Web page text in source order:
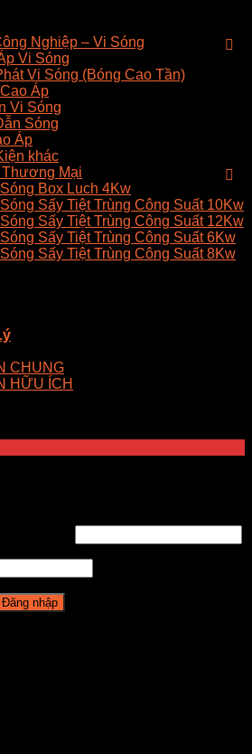
Nghiệp – Vi Sóng
Vi Sóng
Vi Sóng (Bóng Cao Tần)
Áp
Vi Sóng
Sóng
Áp
khác
Thương Mại
Box Luch 4Kw
Sấy Tiệt Trùng Công Suất 10Kw
Sấy Tiệt Trùng Công Suất 12Kw
Sấy Tiệt Trùng Công Suất 6Kw
Sấy Tiệt Trùng Công Suất 8Kw
CHUNG
HỮU ÍCH
Đăng nhập